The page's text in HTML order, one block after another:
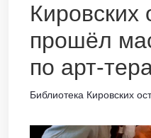
Кировских
прошёл
по арт-
Библиотека Кировских